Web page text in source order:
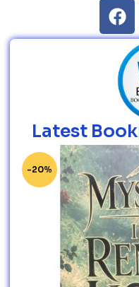
Latest
-20%